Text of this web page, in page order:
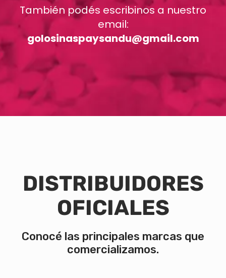
También podés escribinos a nuestro
email:
golosinaspaysandu@gmail.com
DISTRIBUIDORES
OFICIALES
Conocé las principales marcas que
comercializamos.